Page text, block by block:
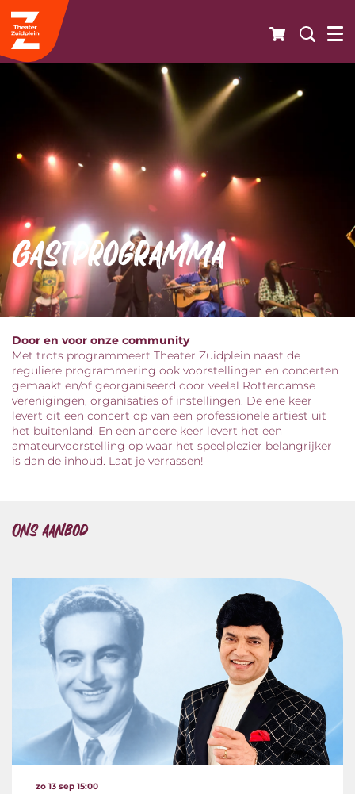
Gastprogramma
Door en voor onze community
Met trots programmeert Theater Zuidplein naast de
reguliere programmering ook voorstellingen en concerten
gemaakt en/of georganiseerd door veelal Rotterdamse
verenigingen, organisaties of instellingen. De ene keer
levert dit een concert op van een professionele artiest uit
het buitenland. En een andere keer levert het een
amateurvoorstelling op waar het speelplezier belangrijker
is dan de inhoud. Laat je verrassen!
Ons aanbod
zo 13 sep 15:00